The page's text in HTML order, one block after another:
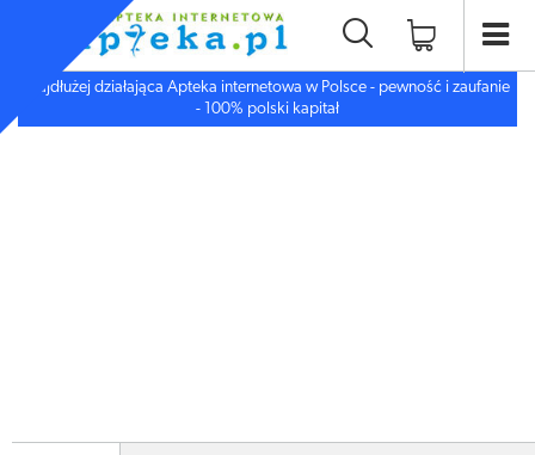
Najdłużej działająca Apteka internetowa w Polsce - pewność i zaufanie
- 100% polski kapitał